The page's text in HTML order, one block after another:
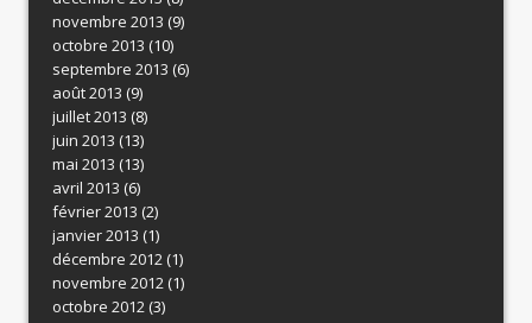
novembre 2013 (9)
octobre 2013 (10)
septembre 2013 (6)
août 2013 (9)
juillet 2013 (8)
juin 2013 (13)
mai 2013 (13)
avril 2013 (6)
février 2013 (2)
janvier 2013 (1)
décembre 2012(1)
novembre 2012(1)
octobre 2012(3)